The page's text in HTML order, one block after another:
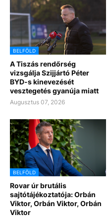
BELFÖLD
A Tiszás rendőrség
vizsgálja Szijjártó Péter
BYD-s kinevezését
vesztegetés gyanúja miatt
Augusztus 07, 2026
BELFÖLD
Rovar úr brutális
sajtótájékoztatója: Orbán
Viktor, Orbán Viktor, Orbán
Viktor